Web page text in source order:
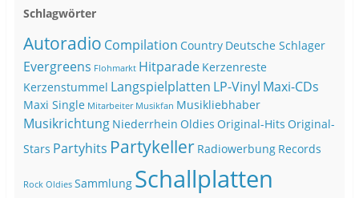
Schlagwörter
Autoradio Compilation Country Deutsche Schlager
Evergreens Flohmarkt Hitparade Kerzenreste
Kerzenstummel Langspielplatten LP-Vinyl Maxi-CDs
Maxi Single Mitarbeiter Musikfan Musikliebhaber
Musikrichtung Niederrhein Oldies Original-Hits Original-
Stars Partyhits Partykeller Radiowerbung Records
Rock Oldies Sammlung Schallplatten